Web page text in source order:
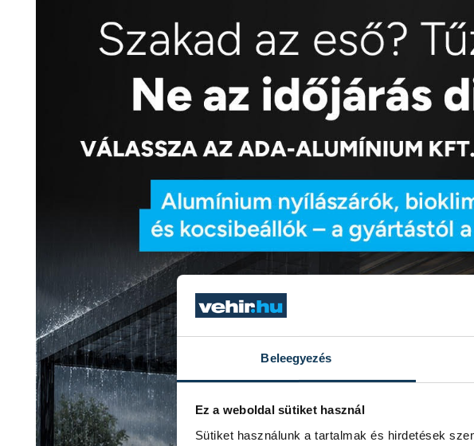
Beleegyezés
Ez a weboldal sütiket használ
Sütiket használunk a tartalmak és hirdetések